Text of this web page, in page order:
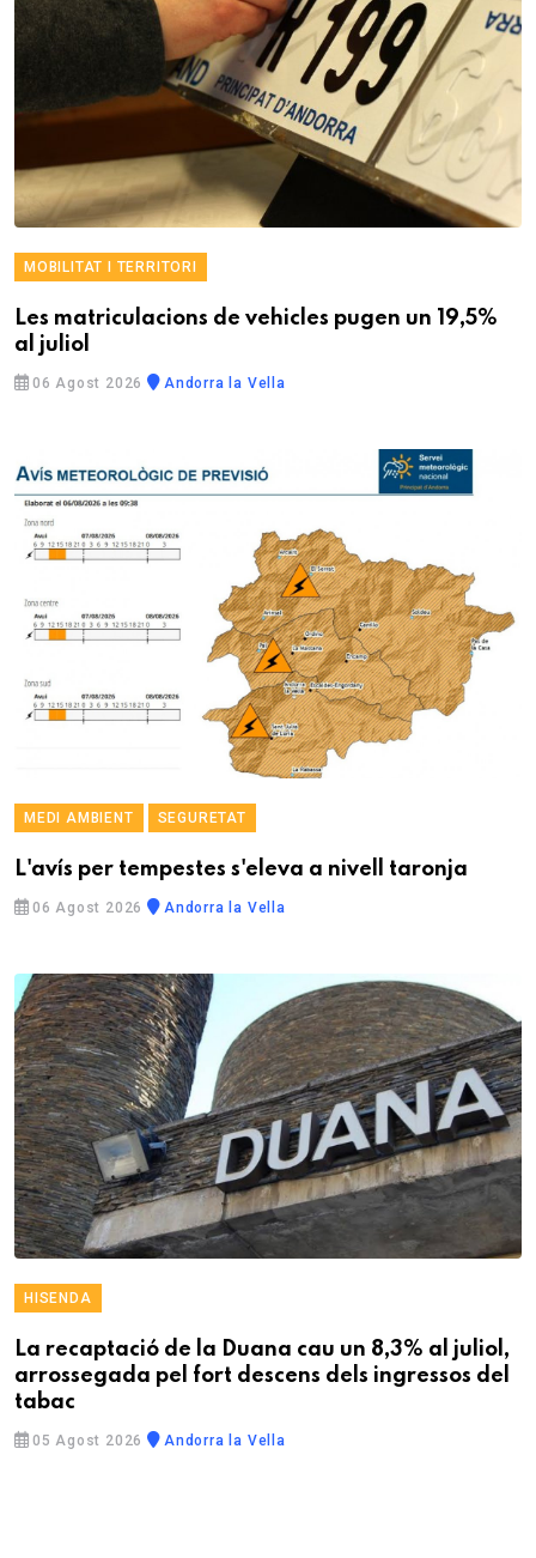
MOBILITAT I TERRITORI
Les matriculacions de vehicles pugen un 19,5%
al juliol
06 Agost 2026 Andorra la Vella
MEDI AMBIENT SEGURETAT
L'avís per tempestes s'eleva a nivell taronja
06 Agost 2026 Andorra la Vella
HISENDA
La recaptació de la Duana cau un 8,3% al juliol,
arrossegada pel fort descens dels ingressos del
tabac
05 Agost 2026 Andorra la Vella